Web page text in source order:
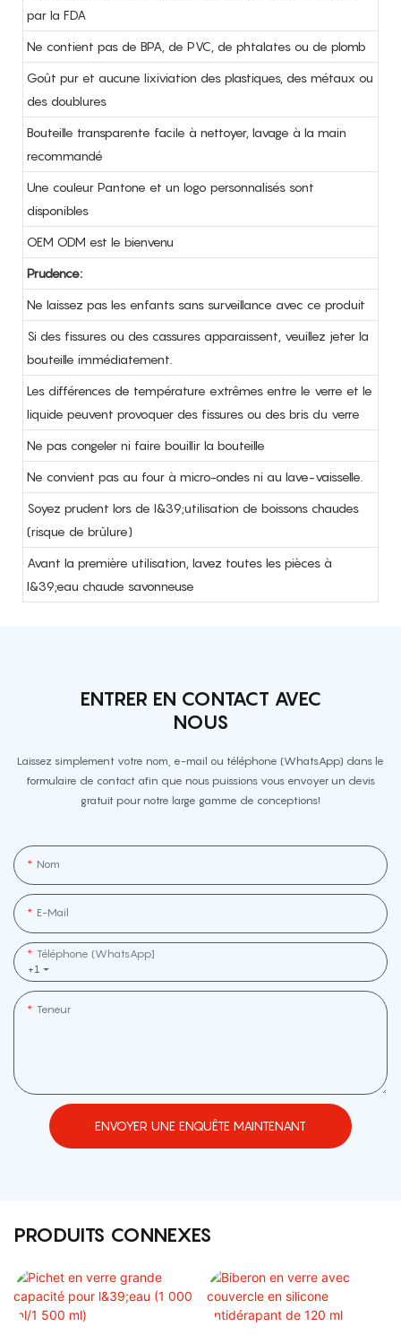
par la FDA
Ne contient pas de BPA, de PVC, de phtalates ou de plomb
Goût pur et aucune lixiviation des plastiques, des métaux ou
des doublures
Bouteille transparente facile à nettoyer, lavage à la main
recommandé
Une couleur Pantone et un logo personnalisés sont
disponibles
OEM ODM est le bienvenu
Prudence:
Ne laissez pas les enfants sans surveillance avec ce produit
Si des fissures ou des cassures apparaissent, veuillez jeter la
bouteille immédiatement.
Les différences de température extrêmes entre le verre et le
liquide peuvent provoquer des fissures ou des bris du verre
Ne pas congeler ni faire bouillir la bouteille
Ne convient pas au four à micro-ondes ni au lave-vaisselle.
Soyez prudent lors de l&39;utilisation de boissons chaudes
(risque de brûlure)
Avant la première utilisation, lavez toutes les pièces à
l&39;eau chaude savonneuse
ENTRER EN CONTACT AVEC
NOUS
Laissez simplement votre nom, e-mail ou téléphone (WhatsApp) dans le
formulaire de contact afin que nous puissions vous envoyer un devis
gratuit pour notre large gamme de conceptions!
Nom
E-Mail
+1
Téléphone (WhatsApp]
Teneur
ENVOYER UNE ENQUÊTE MAINTENANT
PRODUITS CONNEXES